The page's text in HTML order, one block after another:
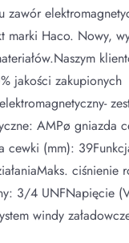
zawór
marki Haco. Nowy,
jakości zakupionych
AMPø gniazda
cewki (mm):
ciśnienie
3/4 UNFNapięcie
windy